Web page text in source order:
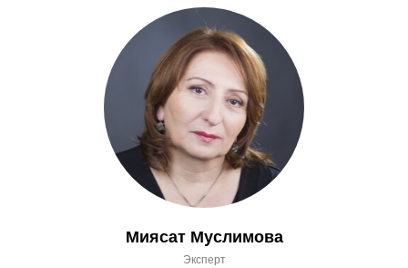
Миясат Муслимова
Эксперт